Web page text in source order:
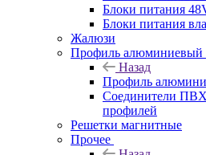
Блоки питания
Блоки питания
Жалюзи
Профиль алюминиевый
Назад
Профиль
Соединители
профилей
Решетки магнитные
Прочее